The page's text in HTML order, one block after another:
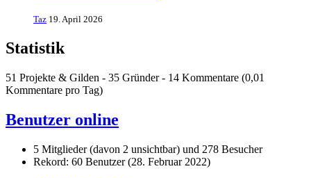
Taz 19. April 2026
Statistik
51 Projekte & Gilden - 35 Gründer - 14 Kommentare (0,01
Kommentare pro Tag)
Benutzer online
5 Mitglieder (davon 2 unsichtbar) und 278 Besucher
Rekord: 60 Benutzer (28. Februar 2022)